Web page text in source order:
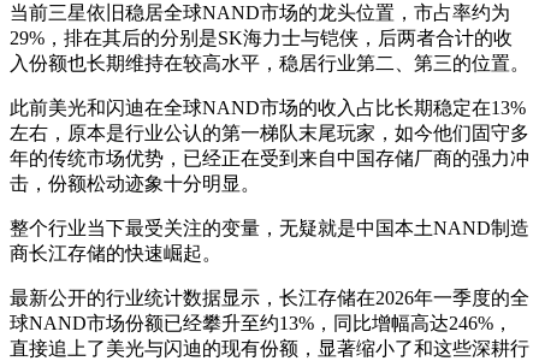
当前三星依旧稳居全球NAND市场的龙头位置，市占率约为
29%，排在其后的分别是SK海力士与铠侠，后两者合计的收
入份额也长期维持在较高水平，稳居行业第二、第三的位置。
此前美光和闪迪在全球NAND市场的收入占比长期稳定在13%
左右，原本是行业公认的第一梯队末尾玩家，如今他们固守多
年的传统市场优势，已经正在受到来自中国存储厂商的强力冲
击，份额松动迹象十分明显。
整个行业当下最受关注的变量，无疑就是中国本土NAND制造
商长江存储的快速崛起。
最新公开的行业统计数据显示，长江存储在2026年一季度的全
球NAND市场份额已经攀升至约13%，同比增幅高达246%，
直接追上了美光与闪迪的现有份额，显著缩小了和这些深耕行